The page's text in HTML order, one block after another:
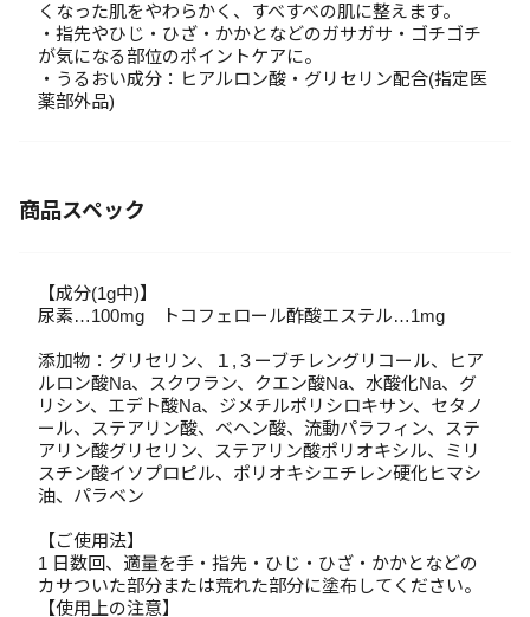
くなった肌をやわらかく、すべすべの肌に整えます。
・指先やひじ・ひざ・かかとなどのガサガサ・ゴチゴチ
が気になる部位のポイントケアに。
・うるおい成分：ヒアルロン酸・グリセリン配合(指定医
薬部外品)
商品スペック
【成分(1g中)】
尿素…100mg トコフェロール酢酸エステル…1mg
添加物：グリセリン、１,３ーブチレングリコール、ヒア
ルロン酸Na、スクワラン、クエン酸Na、水酸化Na、グ
リシン、エデト酸Na、ジメチルポリシロキサン、セタノ
ール、ステアリン酸、ベヘン酸、流動パラフィン、ステ
アリン酸グリセリン、ステアリン酸ポリオキシル、ミリ
スチン酸イソプロピル、ポリオキシエチレン硬化ヒマシ
油、パラベン
【ご使用法】
1 日数回、適量を手・指先・ひじ・ひざ・かかとなどの
カサついた部分または荒れた部分に塗布してください。
【使用上の注意】